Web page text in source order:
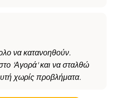
να κατανοηθούν.
'Αγορά' και να σταλθώ
χωρίς προβλήματα.